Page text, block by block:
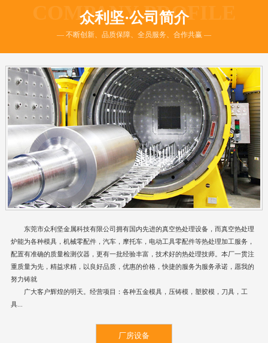
COMPANY PROFILE
众利坚·公司简介
— 不断创新、品质保障、全员服务、合作共赢 —
东莞市众利坚金属科技有限公司拥有国内先进的真空热处理设备，而真空热处理
炉能为各种模具，机械零配件，汽车，摩托车，电动工具零配件等热处理加工服务，
配置有准确的质量检测仪器，更有一批经验丰富，技术好的热处理技师。本厂一贯注
重质量为先，精益求精，以良好品质，优惠的价格，快捷的服务为服务承诺，愿我的
努力铸就
广大客户辉煌的明天。经营项目：各种五金模具，压铸模，塑胶模，刀具，工
具...
厂房设备